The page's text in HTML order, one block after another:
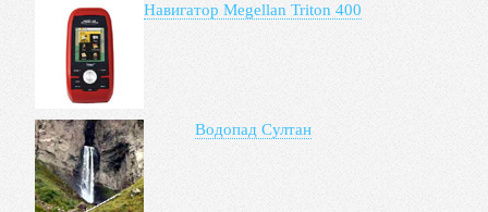
Навигатор Megellan Triton 400
Водопад Султан